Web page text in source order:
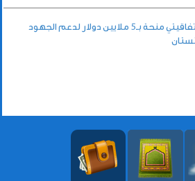
«الكويتي للتنمية» يوقع اتفاقيتي منحة بـ5 ملايين دولار لدعم الجهود